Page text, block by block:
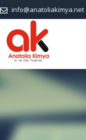
info@anatoliakimya.net